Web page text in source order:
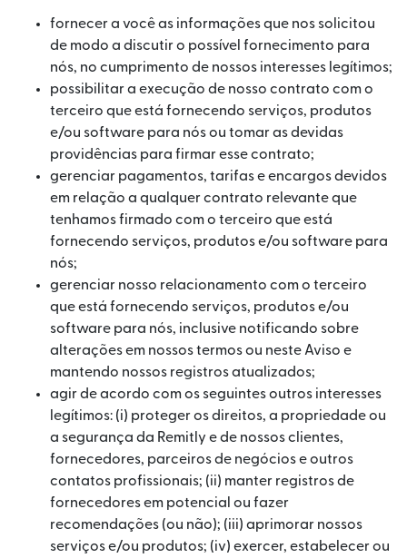
fornecer a você as informações que nos solicitou
de modo a discutir o possível fornecimento para
nós, no cumprimento de nossos interesses legítimos;
possibilitar a execução de nosso contrato com o
terceiro que está fornecendo serviços, produtos
e/ou software para nós ou tomar as devidas
providências para firmar esse contrato;
gerenciar pagamentos, tarifas e encargos devidos
em relação a qualquer contrato relevante que
tenhamos firmado com o terceiro que está
fornecendo serviços, produtos e/ou software para
nós;
gerenciar nosso relacionamento com o terceiro
que está fornecendo serviços, produtos e/ou
software para nós, inclusive notificando sobre
alterações em nossos termos ou neste Aviso e
mantendo nossos registros atualizados;
agir de acordo com os seguintes outros interesses
legítimos: (i) proteger os direitos, a propriedade ou
a segurança da Remitly e de nossos clientes,
fornecedores, parceiros de negócios e outros
contatos profissionais; (ii) manter registros de
fornecedores em potencial ou fazer
recomendações (ou não); (iii) aprimorar nossos
serviços e/ou produtos; (iv) exercer, estabelecer ou